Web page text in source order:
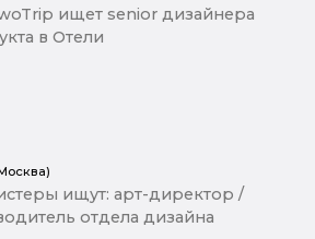
ищет senior дизайнера
в Отели
ищут: арт-директор /
отдела дизайна